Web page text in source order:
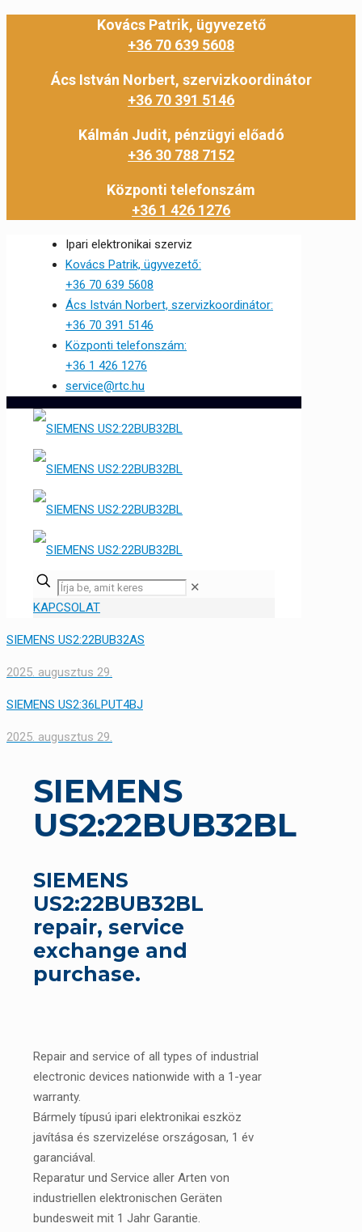
Kovács Patrik, ügyvezető
+36 70 639 5608
Ács István Norbert, szervizkoordinátor
+36 70 391 5146
Kálmán Judit, pénzügyi előadó
+36 30 788 7152
Központi telefonszám
+36 1 426 1276
Ipari elektronikai szerviz
Kovács Patrik, ügyvezető:
+36 70 639 5608
Ács István Norbert, szervizkoordinátor:
+36 70 391 5146
Központi telefonszám:
+36 1 426 1276
service@rtc.hu
✕
KAPCSOLAT
SIEMENS US2:22BUB32AS
2025. augusztus 29.
SIEMENS US2:36LPUT4BJ
2025. augusztus 29.
SIEMENS
US2:22BUB32BL
SIEMENS
US2:22BUB32BL
repair, service
exchange and
purchase.
Repair and service of all types of industrial
electronic devices nationwide with a 1-year
warranty.
Bármely típusú ipari elektronikai eszköz
javítása és szervizelése országosan, 1 év
garanciával.
Reparatur und Service aller Arten von
industriellen elektronischen Geräten
bundesweit mit 1 Jahr Garantie.